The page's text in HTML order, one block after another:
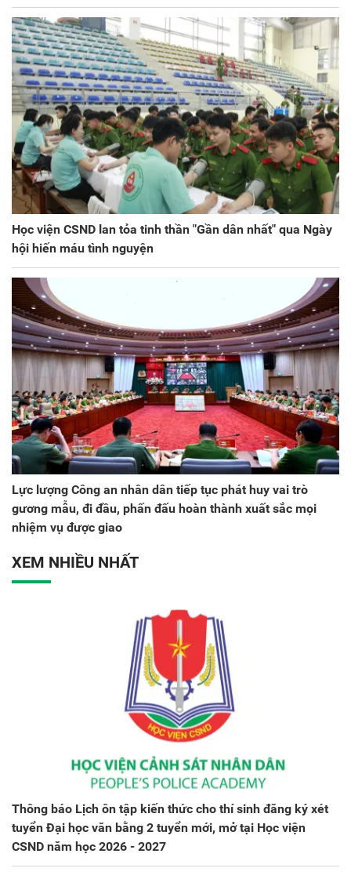
Học viện CSND lan tỏa tinh thần "Gần dân nhất" qua Ngày
hội hiến máu tình nguyện
Lực lượng Công an nhân dân tiếp tục phát huy vai trò
gương mẫu, đi đầu, phấn đấu hoàn thành xuất sắc mọi
nhiệm vụ được giao
XEM NHIỀU NHẤT
Thông báo Lịch ôn tập kiến thức cho thí sinh đăng ký xét
tuyển Đại học văn bằng 2 tuyển mới, mở tại Học viện
CSND năm học 2026 - 2027